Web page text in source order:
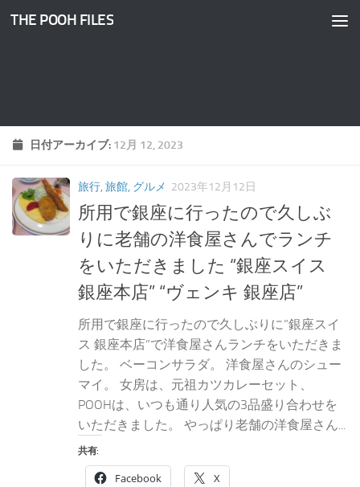
コンテンツへスキップ
THE POOH FILES
日付アーカイブ: 12月 12, 2023
旅行, 旅館, グルメ 2023年12月12日
所用で銀座に行ったので久しぶ
りに老舗の洋食屋さんでランチ
をいただきました “銀座スイス
銀座本店” “ヴェンキ 銀座店”
所用で銀座に行ったので久しぶりに”銀座スイ
ス 銀座本店“で洋食屋さんランチをいただきま
した。 ベーコンサラダ。 洋食屋さんのシュー
マイ。 女房は、元祖カツカレーセット、
POOHは、いつも通り人気の3品盛り合わせを
いただきました。 やっぱり老舗の洋食屋さん...
共有:
Facebook X